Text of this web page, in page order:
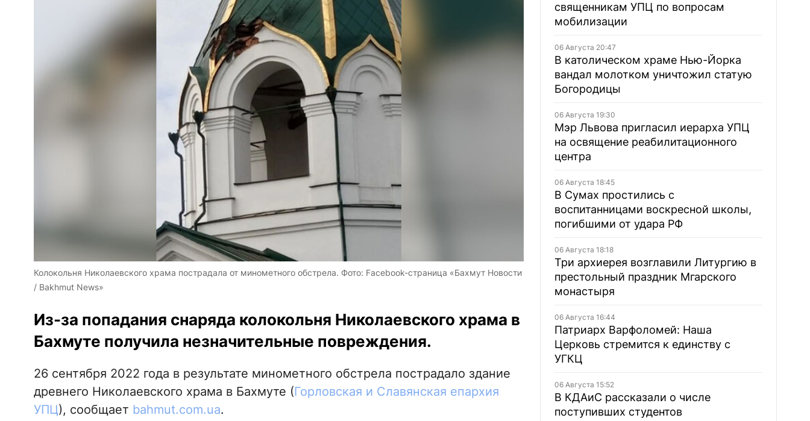
Колокольня Николаевского храма пострадала от минометного обстрела. Фото: Facebook-страница «Бахмут Новости
/ Bakhmut News»
Из-за попадания снаряда колокольня Николаевского храма в
Бахмуте получила незначительные повреждения.
26 сентября 2022 года в результате минометного обстрела пострадало здание
древнего Николаевского храма в Бахмуте (Горловская и Славянская епархия
УПЦ), сообщает bahmut.com.ua.
священникам УПЦ по вопросам
мобилизации
06 Августа 20:47
В католическом храме Нью-Йорка
вандал молотком уничтожил статую
Богородицы
06 Августа 19:30
Мэр Львова пригласил иерарха УПЦ
на освящение реабилитационного
центра
06 Августа 18:45
В Сумах простились с
воспитанницами воскресной школы,
погибшими от удара РФ
06 Августа 18:18
Три архиерея возглавили Литургию в
престольный праздник Мгарского
монастыря
06 Августа 16:44
Патриарх Варфоломей: Наша
Церковь стремится к единству с
УГКЦ
06 Августа 15:52
В КДАиС рассказали о числе
поступивших студентов